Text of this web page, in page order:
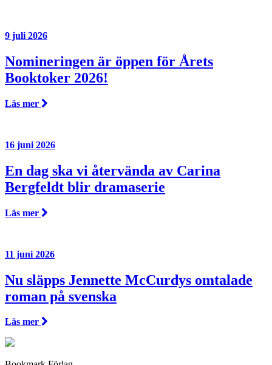
9 juli 2026
Nomineringen är öppen för Årets
Booktoker 2026!
Läs mer
16 juni 2026
En dag ska vi återvända av Carina
Bergfeldt blir dramaserie
Läs mer
11 juni 2026
Nu släpps Jennette McCurdys omtalade
roman på svenska
Läs mer